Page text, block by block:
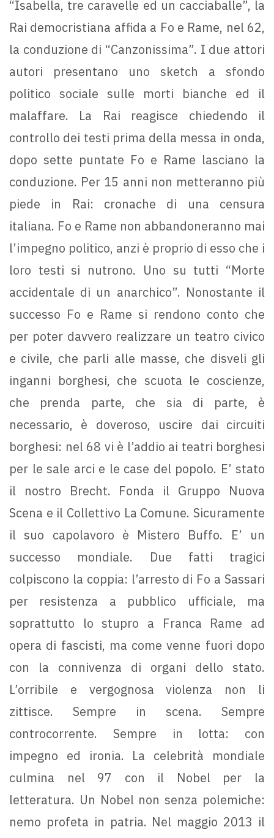
“Isabella, tre caravelle ed un cacciaballe”, la
Rai democristiana affida a Fo e Rame, nel 62,
la conduzione di “Canzonissima”. I due attori
autori presentano uno sketch a sfondo
politico sociale sulle morti bianche ed il
malaffare. La Rai reagisce chiedendo il
controllo dei testi prima della messa in onda,
dopo sette puntate Fo e Rame lasciano la
conduzione. Per 15 anni non metteranno più
piede in Rai: cronache di una censura
italiana. Fo e Rame non abbandoneranno mai
l’impegno politico, anzi è proprio di esso che i
loro testi si nutrono. Uno su tutti “Morte
accidentale di un anarchico”. Nonostante il
successo Fo e Rame si rendono conto che
per poter davvero realizzare un teatro civico
e civile, che parli alle masse, che disveli gli
inganni borghesi, che scuota le coscienze,
che prenda parte, che sia di parte, è
necessario, è doveroso, uscire dai circuiti
borghesi: nel 68 vi è l’addio ai teatri borghesi
per le sale arci e le case del popolo. E’ stato
il nostro Brecht. Fonda il Gruppo Nuova
Scena e il Collettivo La Comune. Sicuramente
il suo capolavoro è Mistero Buffo. E’ un
successo mondiale. Due fatti tragici
colpiscono la coppia: l’arresto di Fo a Sassari
per resistenza a pubblico ufficiale, ma
soprattutto lo stupro a Franca Rame ad
opera di fascisti, ma come venne fuori dopo
con la connivenza di organi dello stato.
L’orribile e vergognosa violenza non li
zittisce. Sempre in scena. Sempre
controcorrente. Sempre in lotta: con
impegno ed ironia. La celebrità mondiale
culmina nel 97 con il Nobel per la
letteratura. Un Nobel non senza polemiche:
nemo profeta in patria. Nel maggio 2013 il